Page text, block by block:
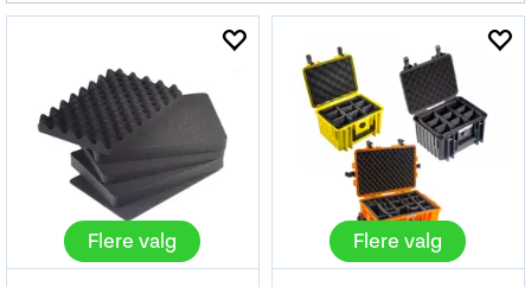
Flere valg Flere valg